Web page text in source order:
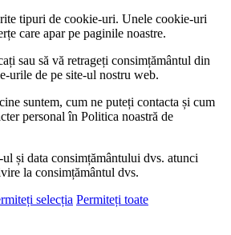
tipuri de cookie-uri. Unele cookie-uri
care apar pe paginile noastre.
sau să vă retrageți consimțământul din
urile de pe site-ul nostru web.
suntem, cum ne puteți contacta și cum
personal în Politica noastră de
și data consimțământului dvs. atunci
la consimțământul dvs.
selecția Permiteți toate